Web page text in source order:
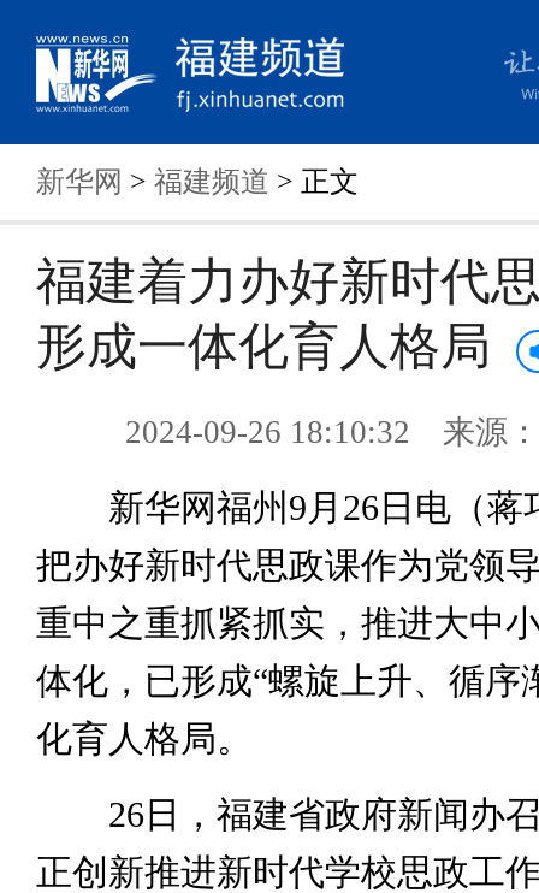
新华网 > 福建频道 > 正文
福建着力办好新时代
形成一体化育人格局
2024-09-26 18:10:32 来源
新华网福州9月26日电（蒋
把办好新时代思政课作为党领
重中之重抓紧抓实，推进大中
体化，已形成“螺旋上升、循序
化育人格局。
26日，福建省政府新闻办召
正创新推进新时代学校思政工